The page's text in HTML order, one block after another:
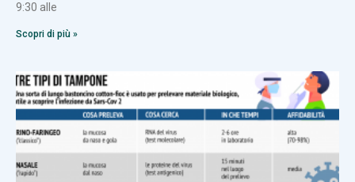
9:30 alle
Scopri di più »